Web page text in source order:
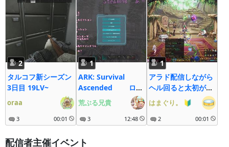
2
タルコフ新シーズン
3日目 19LV~
oraa
3 00:01
1
ARK: Survival
Ascended ロー
カル/Steam/じぇね
しす１
荒ぶる兄貴
3 12:48
1
アラド配信しながら
ヘル回ると太初が出
ると聞いて。
はまぐり。 🔰
2 00:01
配信者主催イベント